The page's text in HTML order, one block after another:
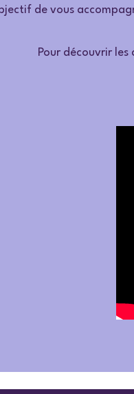
de vous
Pour découvrir